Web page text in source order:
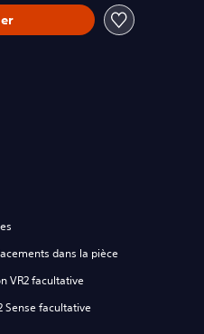
dans la pièce
VR2 facultative
Sense facultative